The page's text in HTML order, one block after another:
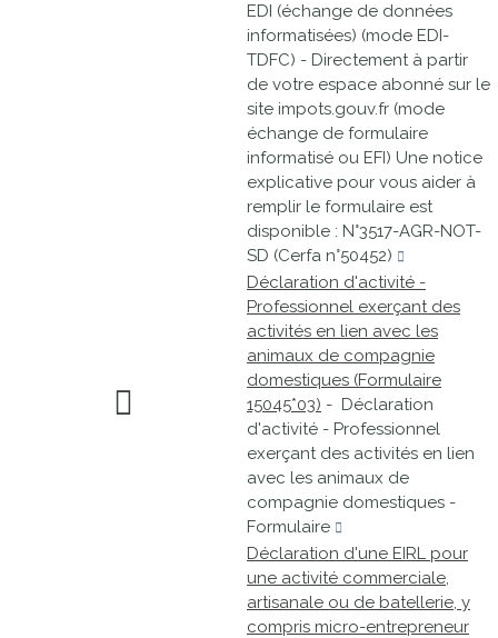
EDI (échange de données
informatisées) (mode EDI-
TDFC) - Directement à partir
de votre espace abonné sur le
site impots.gouv.fr (mode
échange de formulaire
informatisé ou EFI) Une notice
explicative pour vous aider à
remplir le formulaire est
disponible : N°3517-AGR-NOT-
SD (Cerfa n°50452)
Déclaration d'activité -
Professionnel exerçant des
activités en lien avec les
animaux de compagnie
domestiques (Formulaire
15045*03) - Déclaration
d'activité - Professionnel
exerçant des activités en lien
avec les animaux de
compagnie domestiques -
Formulaire
Déclaration d'une EIRL pour
une activité commerciale,
artisanale ou de batellerie, y
compris micro-entrepreneur